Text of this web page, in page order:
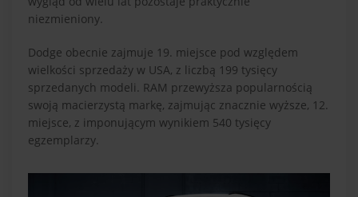
niezmieniony.
Dodge obecnie zajmuje 19. miejsce pod względem
wielkości sprzedaży w USA, z liczbą 199 tysięcy
sprzedanych modeli. RAM przewyższa popularnością
swoją macierzystą markę, zajmując znacznie wyższe, 12.
miejsce, z imponującym wynikiem 540 tysięcy
egzemplarzy.